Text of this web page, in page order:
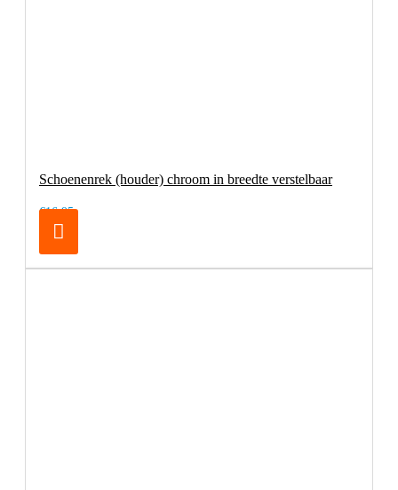
Schoenenrek (houder) chroom in breedte verstelbaar
€16,95